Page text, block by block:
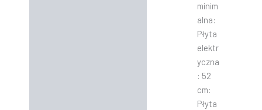
minim
alna:
Płyta
elektr
yczna
: 52
cm:
Płyta